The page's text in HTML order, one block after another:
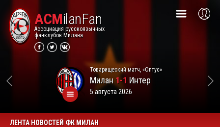
ACMilanFan
Ассоциация русскоязычных
фанклубов Милана
Товарищеский матч, «Оптус»
Милан1-1 Интер
5 августа 2026
ЛЕНТА НОВОСТЕЙ ФК МИЛАН